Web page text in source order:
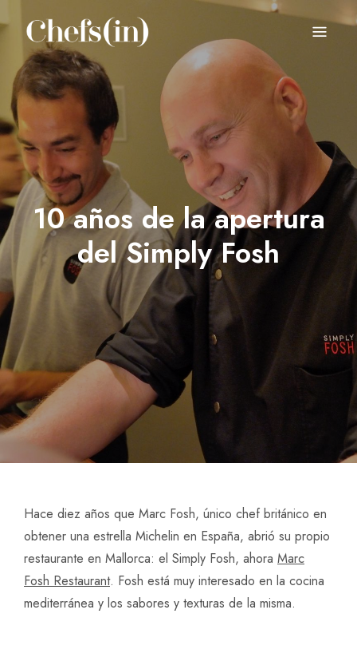
CHEFS(IN)
Local Gastronomy Adventures
10 años de la apertura
del Simply Fosh
Hace diez años que Marc Fosh, único chef británico en
obtener una estrella Michelin en España, abrió su propio
restaurante en Mallorca: el Simply Fosh, ahora Marc
Fosh Restaurant. Fosh está muy interesado en la cocina
mediterránea y los sabores y texturas de la misma.